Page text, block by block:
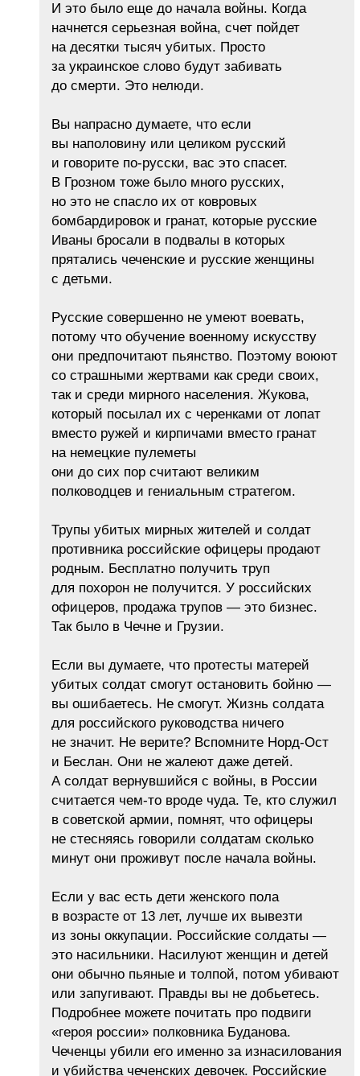
И это было еще до начала войны. Когда
начнется серьезная война, счет пойдет
на десятки тысяч убитых. Просто
за украинское слово будут забивать
до смерти. Это нелюди.
Вы напрасно думаете, что если
вы наполовину или целиком русский
и говорите по-русски, вас это спасет.
В Грозном тоже было много русских,
но это не спасло их от ковровых
бомбардировок и гранат, которые русские
Иваны бросали в подвалы в которых
прятались чеченские и русские женщины
с детьми.
Русские совершенно не умеют воевать,
потому что обучение военному искусству
они предпочитают пьянство. Поэтому воюют
со страшными жертвами как среди своих,
так и среди мирного населения. Жукова,
который посылал их с черенками от лопат
вместо ружей и кирпичами вместо гранат
на немецкие пулеметы
они до сих пор считают великим
полководцев и гениальным стратегом.
Трупы убитых мирных жителей и солдат
противника российские офицеры продают
родным. Бесплатно получить труп
для похорон не получится. У российских
офицеров, продажа трупов — это бизнес.
Так было в Чечне и Грузии.
Если вы думаете, что протесты матерей
убитых солдат смогут остановить бойню —
вы ошибаетесь. Не смогут. Жизнь солдата
для российского руководства ничего
не значит. Не верите? Вспомните Норд-Ост
и Беслан. Они не жалеют даже детей.
А солдат вернувшийся с войны, в России
считается чем-то вроде чуда. Те, кто служил
в советской армии, помнят, что офицеры
не стесняясь говорили солдатам сколько
минут они проживут после начала войны.
Если у вас есть дети женского пола
в возрасте от 13 лет, лучше их вывезти
из зоны оккупации. Российские солдаты —
это насильники. Насилуют женщин и детей
они обычно пьяные и толпой, потом убивают
или запугивают. Правды вы не добьетесь.
Подробнее можете почитать про подвиги
«героя россии» полковника Буданова.
Чеченцы убили его именно за изнасилования
и убийства чеченских девочек. Российские